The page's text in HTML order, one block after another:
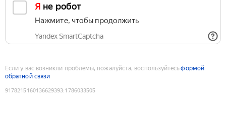
Я не робот
Нажмите, чтобы продолжить
Yandex SmartCaptcha
Если у вас возникли проблемы, пожалуйста, воспользуйтесьформой
обратной связи
9178215160136629393:1786033505